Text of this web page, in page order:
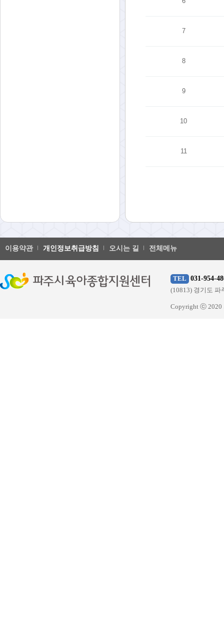
7
8
9
10
11
이용약관 개인정보취급방침 오시는 길 전체메뉴
TEL 031-954-
(10813) 경기도 파
Copyright ⓒ 2020